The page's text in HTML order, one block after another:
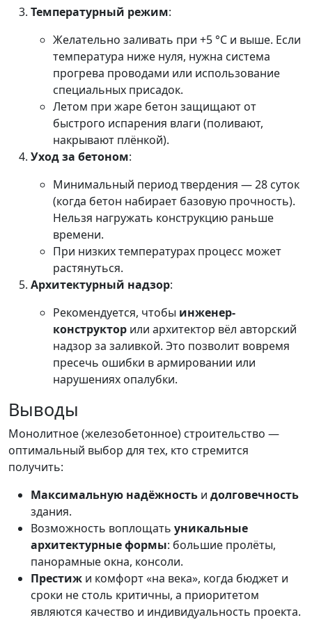
Температурный режим:
Желательно заливать при +5 °C и выше. Если
температура ниже нуля, нужна система
прогрева проводами или использование
специальных присадок.
Летом при жаре бетон защищают от
быстрого испарения влаги (поливают,
накрывают плёнкой).
Уход за бетоном:
Минимальный период твердения — 28 суток
(когда бетон набирает базовую прочность).
Нельзя нагружать конструкцию раньше
времени.
При низких температурах процесс может
растянуться.
Архитектурный надзор:
Рекомендуется, чтобы инженер-
конструктор или архитектор вёл авторский
надзор за заливкой. Это позволит вовремя
пресечь ошибки в армировании или
нарушениях опалубки.
Выводы
Монолитное (железобетонное) строительство —
оптимальный выбор для тех, кто стремится
получить:
Максимальную надёжность и долговечность
здания.
Возможность воплощать уникальные
архитектурные формы: большие пролёты,
панорамные окна, консоли.
Престиж и комфорт «на века», когда бюджет и
сроки не столь критичны, а приоритетом
являются качество и индивидуальность проекта.